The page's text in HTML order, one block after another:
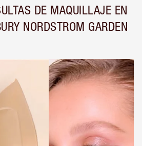
DE MAQUILLAJE EN
NORDSTROM GARDEN